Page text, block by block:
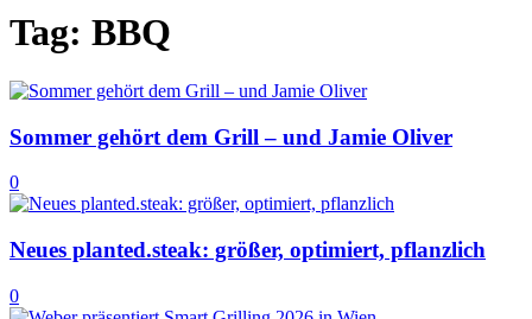
Tag: BBQ
Sommer gehört dem Grill – und Jamie Oliver
0
Neues planted.steak: größer, optimiert, pflanzlich
0